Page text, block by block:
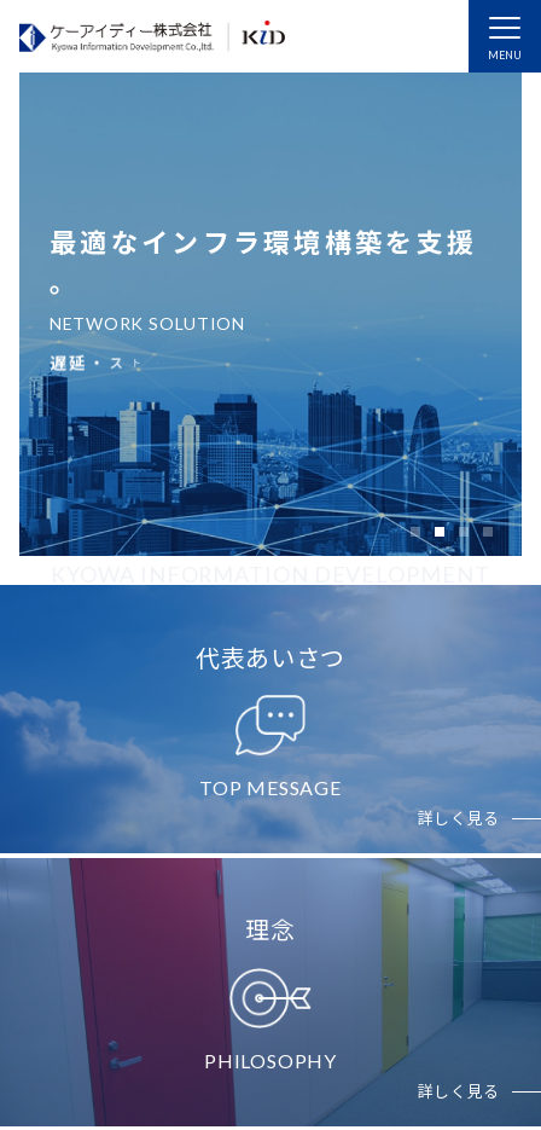
MENU
最適なイ ン フ ラ環境構築を 支援
。
NETWORK SOLUTION
遅延 ・ ス トレ なく
な
ネ
代表あいさつ
TOP MESSAGE
詳しく見る
理念
PHILOSOPHY
詳しく見る